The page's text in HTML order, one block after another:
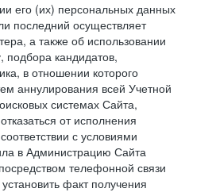
его (их) персональных данных
последний осуществляет
а также об использовании
кандидатов,
в отношении которого
аннулирования всей Учетной
системах Сайта,
от исполнения
с условиями
в Администрацию Сайта
телефонной связи
факт получения